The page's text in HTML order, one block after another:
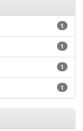
1
1
1
1